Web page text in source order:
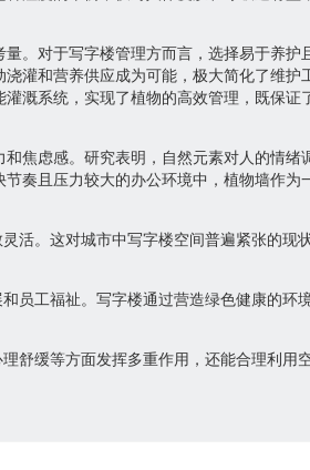
。对于写字楼管理方而言，选择易于养护
灌和营养供应成为可能，极大简化了维护
溉系统，实现了植物的高效管理，既保证
焦虑感。研究表明，自然元素对人的情绪
奏且压力较大的办公环境中，植物墙作为
活。这对城市中写字楼空间普遍紧张的现状
员工福祉。写字楼通过营造绿色健康的环
舒缓等方面发挥多重作用，还能合理利用